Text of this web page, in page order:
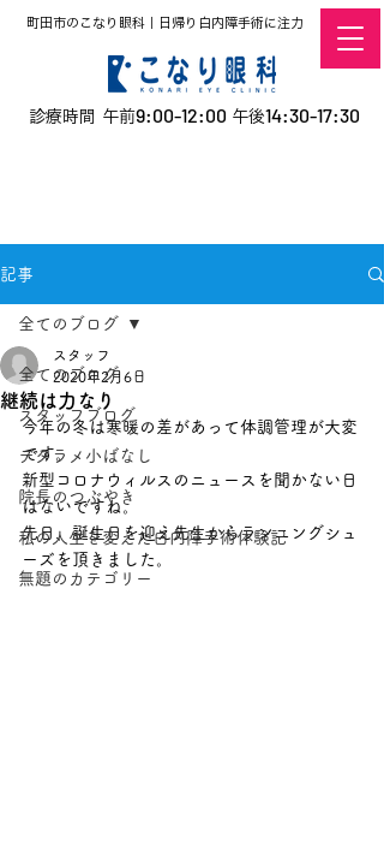
町田市のこなり眼科｜日帰り白内障手術に注力
診療時間 午前9:00-12:00 午後14:30-17:30
記事
全てのブログ
スタッフブログ
デタラメ小ばなし
院長のつぶやき
私の人生を変えた白内障手術体験記
無題のカテゴリー
全てのブログ
継続は力なり
スタッフ
2020年2月6日
今年の冬は寒暖の差があって体調管理が大変
です。
新型コロナウィルスのニュースを聞かない日
はないですね。
先日、誕生日を迎え先生からランニングシュ
ーズを頂きました。